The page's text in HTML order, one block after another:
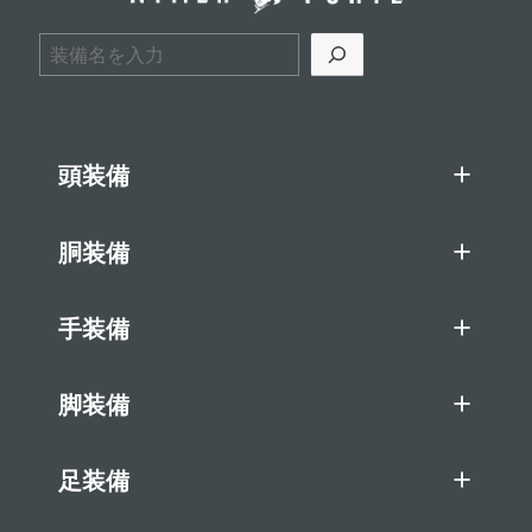
検索
頭装備
胴装備
手装備
脚装備
足装備